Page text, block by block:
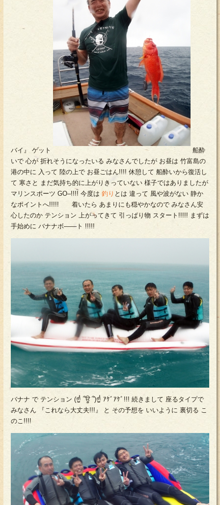
バイ』 ゲット
船酔
いで 心が 折れそうになったいる みなさんでしたが お昼は 竹富島の
港の中に 入って 陸の上で お昼ごはん!!!! 休憩して 船酔いから復活し
て 寒さと まだ気持ち的に上がりきっていない 様子ではありましたが
マリンスポーツ GO–!!!! 今度は 釣り とは 違って 風や波がない 静か
なポイントへ!!!!! 着いたら あまりにも穏やかなので みなさん安
心したのか テンション 上がってきて 引っぱり物 スタート!!!!! まずは
手始めに バナナボ――ト !!!!!
バナナ で テンション (☝ ՞ਊ ՞)☝ ｱｹﾞｱｹﾞ!!! 続きまして 座るタイプで
みなさん 『これなら大丈夫!!!』 と その予想を いいように 裏切る こ
のこ!!!!